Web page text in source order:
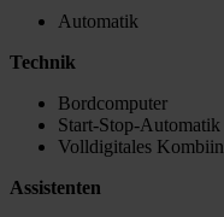
Automatik
Technik
Bordcomputer
Start-Stop-Automatik
Volldigitales
Assistenten